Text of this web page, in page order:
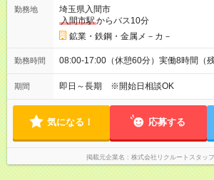
勤務地
埼玉県入間市
入間市駅からバス10分
鉱業・鉄鋼・金属メ－カ－
勤務時間 08:00-17:00（休憩60分）実働8時間（残
期間 即日～長期 ※開始日相談OK
気になる！ 応募する
掲載元企業名 株式会社リクルートスタッ